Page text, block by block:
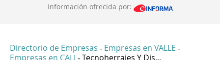
Información ofrecida por:
Directorio de Empresas - Empresas en VALLE -
Empresas en CALI - Tecnoherrajes Y Dis...